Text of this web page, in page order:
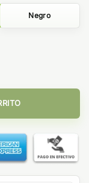
Negro